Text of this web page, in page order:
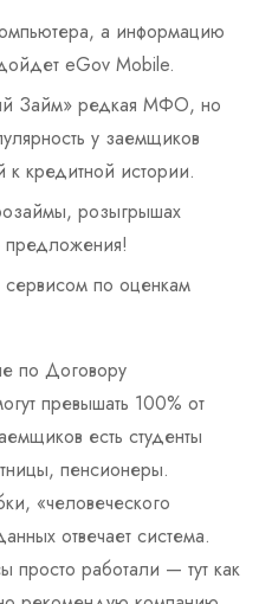
а информацию
eGov Mobile.
Займ» редкая МФО, но
у заемщиков
к кредитной истории.
розыгрышах
сервисом по оценкам
по Договору
превышать 100% от
есть студенты
пенсионеры.
«человеческого
отвечает система.
просто работали — тут как